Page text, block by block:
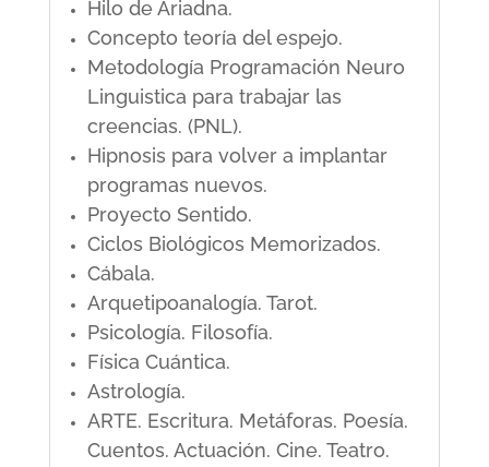
Hilo de Ariadna.
Concepto teoría del espejo.
Metodología Programación Neuro
Linguistica para trabajar las
creencias. (PNL).
Hipnosis para volver a implantar
programas nuevos.
Proyecto Sentido.
Ciclos Biológicos Memorizados.
Cábala.
Arquetipoanalogía. Tarot.
Psicología. Filosofía.
Física Cuántica.
Astrología.
ARTE. Escritura. Metáforas. Poesía.
Cuentos. Actuación. Cine. Teatro.